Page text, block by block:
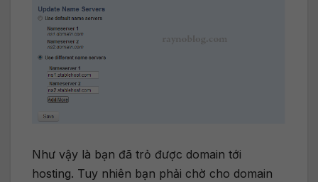
Như vậy là bạn đã trỏ được domain tới
hosting. Tuy nhiên bạn phải chờ cho domain